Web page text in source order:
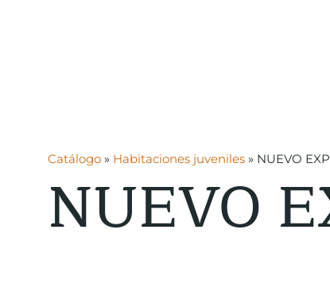
Catálogo » Habitaciones juveniles » NUEVO
NUEVO